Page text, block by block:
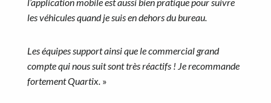
l’application mobile est aussi bien pratique pour suivre
les véhicules quand je suis en dehors du bureau.
Les équipes support ainsi que le commercial grand
compte qui nous suit sont très réactifs ! Je recommande
fortement Quartix. »